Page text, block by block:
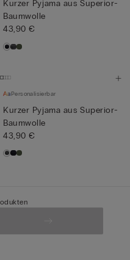
Kurzer Pyjama aus Superior-
Baumwolle
43,90 €
Personalisierbar
Kurzer Pyjama aus Superior-
Baumwolle
43,90 €